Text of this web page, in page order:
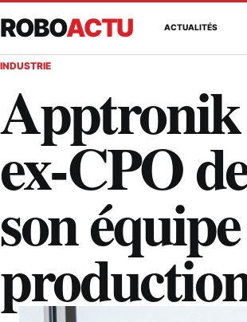
ROBOACTU ACTUALITÉS
INDUSTRIE
ex-CPO
son